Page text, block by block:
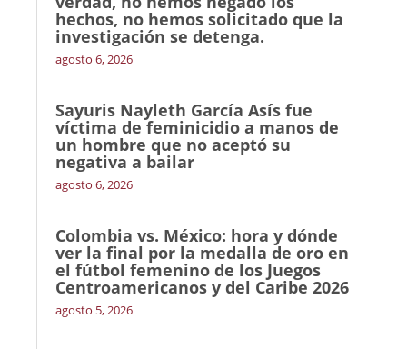
hechos, no hemos solicitado que la
investigación se detenga.
agosto 6, 2026
Sayuris Nayleth García Asís fue
víctima de feminicidio a manos de
un hombre que no aceptó su
negativa a bailar
agosto 6, 2026
Colombia vs. México: hora y dónde
ver la final por la medalla de oro en
el fútbol femenino de los Juegos
Centroamericanos y del Caribe 2026
agosto 5, 2026